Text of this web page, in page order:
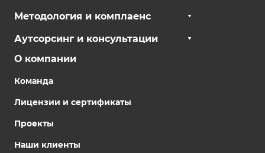
Методология и комплаенс
Аутсорсинг и консультации
О компании
Команда
Лицензии и сертификаты
Проекты
Наши клиенты